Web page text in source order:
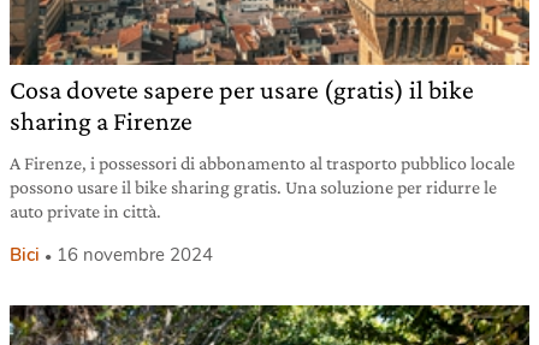
Cosa dovete sapere per usare (gratis) il bike
sharing a Firenze
A Firenze, i possessori di abbonamento al trasporto pubblico locale
possono usare il bike sharing gratis. Una soluzione per ridurre le
auto private in città.
Bici 16 novembre 2024